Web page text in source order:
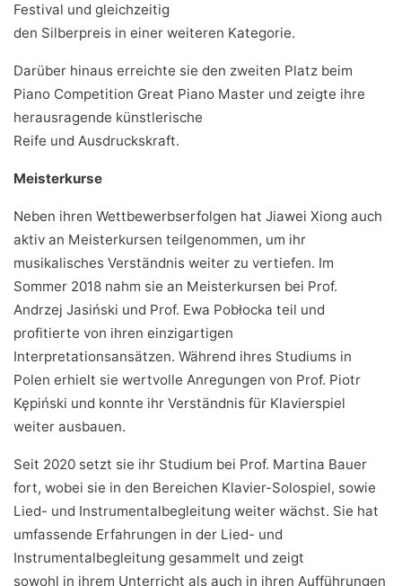
Festival und gleichzeitig
den Silberpreis in einer weiteren Kategorie.
Darüber hinaus erreichte sie den zweiten Platz beim
Piano Competition Great Piano Master und zeigte ihre
herausragende künstlerische
Reife und Ausdruckskraft.
Meisterkurse
Neben ihren Wettbewerbserfolgen hat Jiawei Xiong auch
aktiv an Meisterkursen teilgenommen, um ihr
musikalisches Verständnis weiter zu vertiefen. Im
Sommer 2018 nahm sie an Meisterkursen bei Prof.
Andrzej Jasiński und Prof. Ewa Pobłocka teil und
profitierte von ihren einzigartigen
Interpretationsansätzen. Während ihres Studiums in
Polen erhielt sie wertvolle Anregungen von Prof. Piotr
Kępiński und konnte ihr Verständnis für Klavierspiel
weiter ausbauen.
Seit 2020 setzt sie ihr Studium bei Prof. Martina Bauer
fort, wobei sie in den Bereichen Klavier-Solospiel, sowie
Lied- und Instrumentalbegleitung weiter wächst. Sie hat
umfassende Erfahrungen in der Lied- und
Instrumentalbegleitung gesammelt und zeigt
sowohl in ihrem Unterricht als auch in ihren Aufführungen